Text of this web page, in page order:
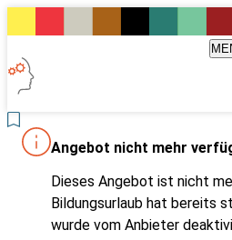
Angebot nicht mehr
Dieses Angebot ist nicht
Bildungsurlaub hat bereits
wurde vom Anbieter